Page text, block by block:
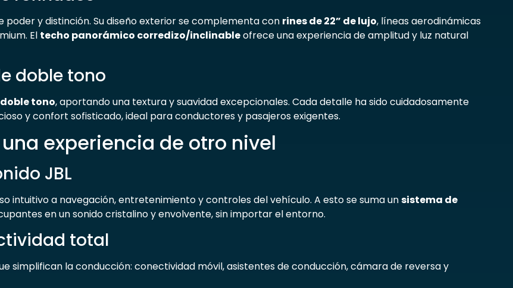
y distinción. Su diseño exterior se complementa con rines de 22” de lujo, líneas aerodinámicas
El techo panorámico corredizo/inclinableofrece una experiencia de amplitud y luz natural
doble tono
tono, aportando una textura y suavidad excepcionales. Cada detalle ha sido cuidadosamente
y confort sofisticado, ideal para conductores y pasajeros exigentes.
experiencia de otro nivel
JBL
intuitivo a navegación, entretenimiento y controles del vehículo. A esto se suma unsistema de
en un sonido cristalino y envolvente, sin importar el entorno.
total
simplifican la conducción: conectividad móvil, asistentes de conducción, cámara de reversa y